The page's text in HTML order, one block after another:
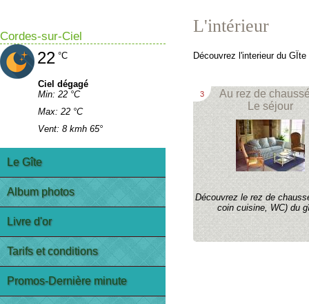
L'intérieur
Découvrez l'interieur du GÎte
Au rez de
Le séjour
3
Découvrez le rez de
coin cuisine, WC) du
Cordes-sur-Ciel
22 °C
Ciel dégagé
Min: 22 °C
Max: 22 °C
Vent: 8 kmh 65°
Le Gîte
Album photos
Livre d'or
Tarifs et conditions
Promos-Dernière minute